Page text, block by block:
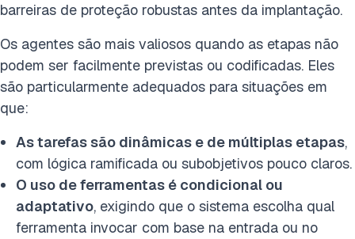
barreiras de proteção robustas antes da implantação.
Os agentes são mais valiosos quando as etapas não
podem ser facilmente previstas ou codificadas. Eles
são particularmente adequados para situações em
que:
As tarefas são dinâmicas e de múltiplas etapas,
com lógica ramificada ou subobjetivos pouco claros.
O uso de ferramentas é condicional ou
adaptativo, exigindo que o sistema escolha qual
ferramenta invocar com base na entrada ou no